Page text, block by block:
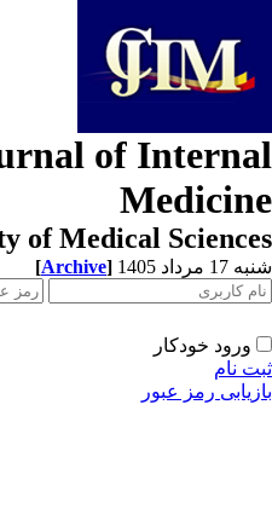
of
of Medical
مرداد 1405 [Archive]
ورود خودکار
نام
رمز عبور